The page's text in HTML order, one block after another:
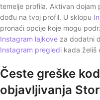
temelje profila. Aktivan dojam
dođu na tvoj profil. U sklopu
pronaći opcije koje mogu
Instagram lajkove za dodatni
Instagram pregledi kada želiš
Česte greške
objavljivanja